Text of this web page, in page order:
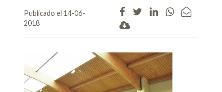
Publicado el 14-06-
2018